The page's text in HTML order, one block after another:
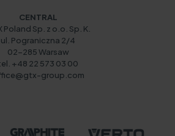
CENTRAL
Poland Sp. z o.o. Sp. K.
ul. Pograniczna 2/4
02-285 Warsaw
+48 22 573 03 00
group.com